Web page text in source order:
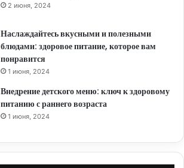
2 июня, 2024
Наслаждайтесь вкусными и полезными
блюдами: здоровое питание, которое вам
понравится
1 июня, 2024
Внедрение детского меню: ключ к здоровому
питанию с раннего возраста
1 июня, 2024